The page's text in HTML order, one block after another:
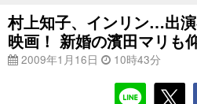
村上知子、インリン…出
映画！ 新婚の濱田マリも
2009年1月16日 10時43分